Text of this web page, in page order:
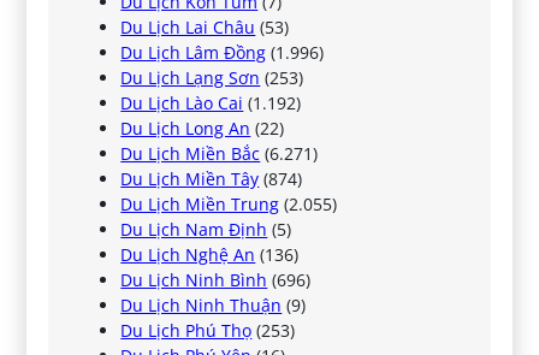
Du Lịch Lai Châu (53)
Du Lịch Lâm Đồng (1.996)
Du Lịch Lạng Sơn (253)
Du Lịch Lào Cai (1.192)
Du Lịch Long An (22)
Du Lịch Miền Bắc (6.271)
Du Lịch Miền Tây (874)
Du Lịch Miền Trung (2.055)
Du Lịch Nam Định (5)
Du Lịch Nghệ An (136)
Du Lịch Ninh Bình (696)
Du Lịch Ninh Thuận (9)
Du Lịch Phú Thọ (253)